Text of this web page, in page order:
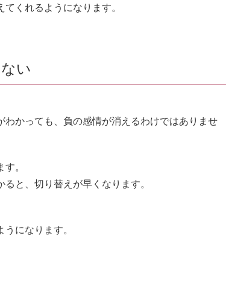
くれるようになります。
い
かっても、負の感情が消えるわけではありませ
。
と、切り替えが早くなります。
になります。